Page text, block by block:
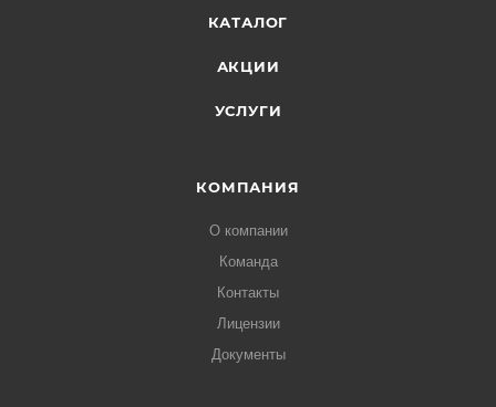
КАТАЛОГ
АКЦИИ
УСЛУГИ
КОМПАНИЯ
О компании
Команда
Контакты
Лицензии
Документы